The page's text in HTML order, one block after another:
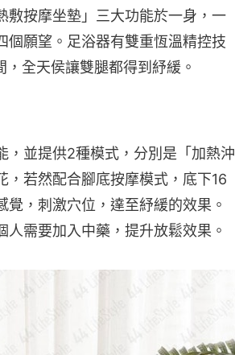
敷按摩坐墊」三大功能於一身，一
個願望。足浴器有雙重恆溫精控技
全天侯讓雙腿都得到紓緩。
，並提供2種模式，分別是「加熱沖
，若然配合腳底按摩模式，底下16
，刺激穴位，達至紓緩的效果。
需要加入中藥，提升放鬆效果。